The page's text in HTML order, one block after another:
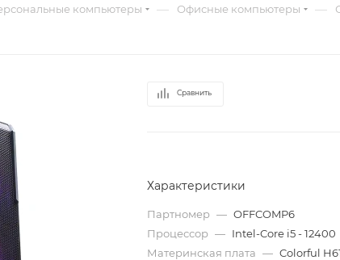
компьютеры — Офисные компьютеры —
Сравнить
Характеристики
Партномер — OFFCOMP6
Процессор — Intel-Core i5 - 12400
Материнская плата — Colorful